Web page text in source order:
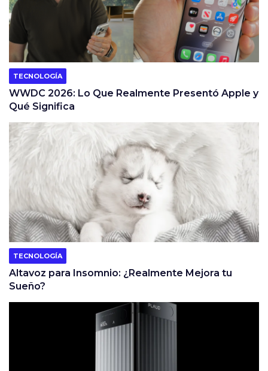
TECNOLOGÍA
WWDC 2026: Lo Que Realmente Presentó Apple y
Qué Significa
TECNOLOGÍA
Altavoz para Insomnio: ¿Realmente Mejora tu
Sueño?